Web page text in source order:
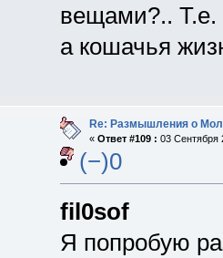
вещами?..
а кошачья
Re: Размышления о
« Ответ #109 : 03 Сентября
(−)0
fil0sof
Я попробую